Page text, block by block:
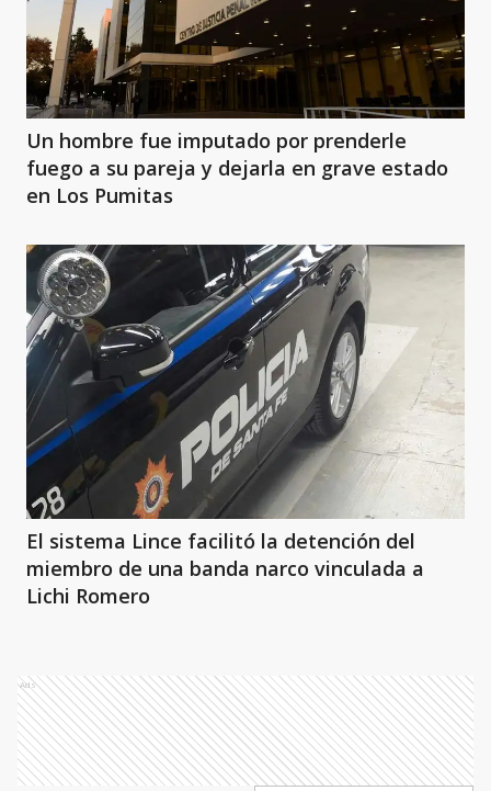
Un hombre fue imputado por prenderle
fuego a su pareja y dejarla en grave estado
en Los Pumitas
El sistema Lince facilitó la detención del
miembro de una banda narco vinculada a
Lichi Romero
Ads